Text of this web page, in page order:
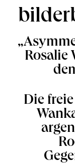
Rosalie
Die